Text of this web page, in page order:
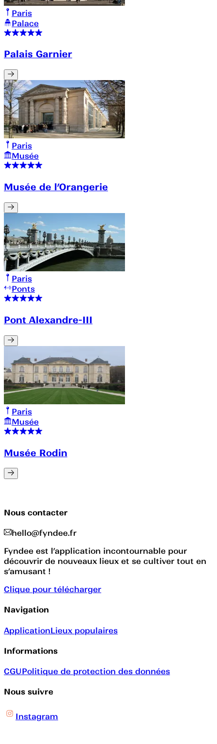
Paris
Palace
Palais Garnier
Paris
Musée
Musée de l’Orangerie
Paris
Ponts
Pont Alexandre-III
Paris
Musée
Musée Rodin
Nous contacter
hello@fyndee.fr
Fyndee est l’application incontournable pour
découvrir de nouveaux lieux et se cultiver tout en
s’amusant !
Clique pour télécharger
Navigation
ApplicationLieux populaires
Informations
CGUPolitique de protection des données
Nous suivre
Instagram